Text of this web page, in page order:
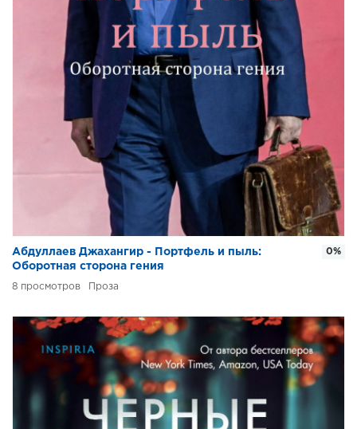
Абдуллаев Джахангир - Портфель и пыль:
Оборотная сторона гения
8 Проза
0%